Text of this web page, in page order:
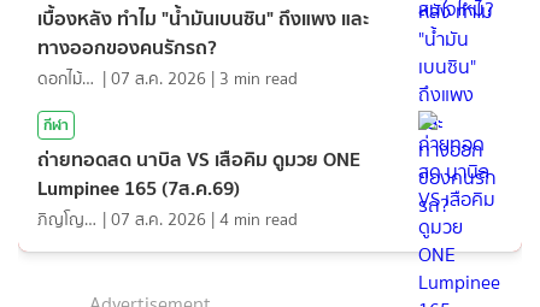
เบื้องหลัง ทำไม "น้ำมันเบนซิน" ถึงแพง และ
ทางออกของคนรักรถ?
ดอกไม้กับสายน้ำ |07 ส.ค. 2026 | 3 min read
กีฬา
ถ่ายทอดสด นาบิล VS เสือคิม ดูมวย ONE
Lumpinee 165 (7ส.ค.69)
ภิญโญ ส่องแสง |07 ส.ค. 2026 |4 min read